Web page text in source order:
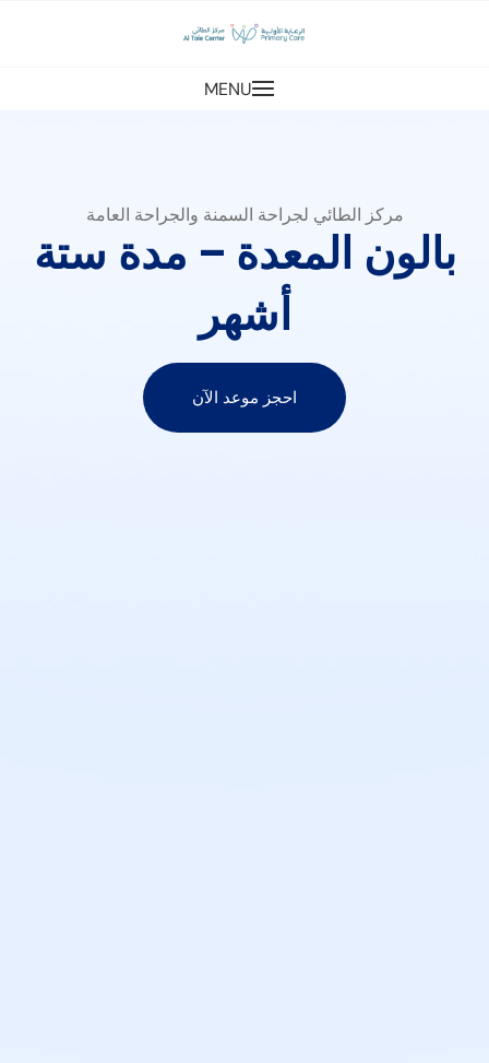
MENU
مركز الطائي لجراحة السمنة والجراحة العامة
بالون المعدة – مدة ستة
أشهر
احجز موعد الآن